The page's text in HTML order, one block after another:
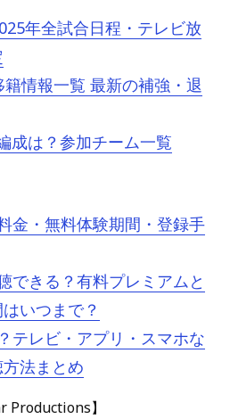
年全試合日程・テレビ放
籍情報一覧 最新の補強・退
成は？参加チーム一覧
金・無料体験期間・登録手
できる？有料プレミアムと
いつまで？
テレビ・アプリ・スマホな
法まとめ
Productions】